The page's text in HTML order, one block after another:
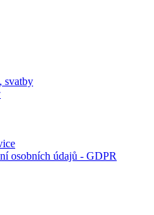
svatby
osobních údajů - GDPR